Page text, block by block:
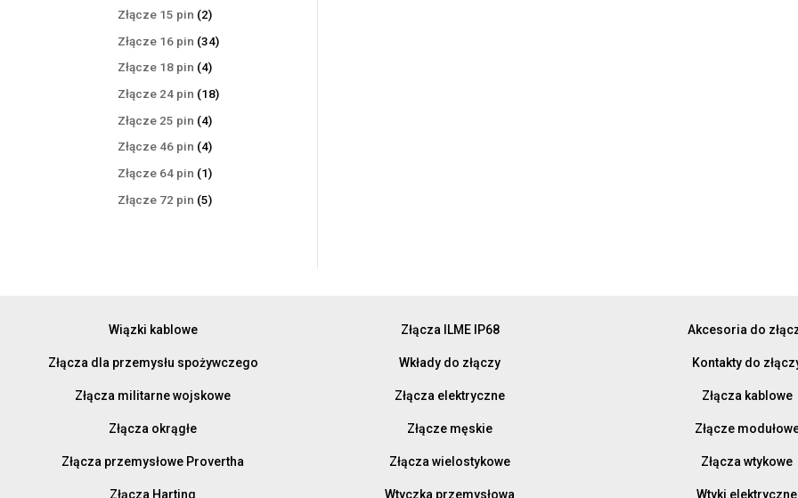
produktów
Złącze 15 pin 22
produkty
Złącze 16 pin 3434
Złącze 18 pin 44
produkty
Złącze 24 pin 1818
Złącze 25 pin 44
produkty
Złącze 46 pin 44
produkty
Złącze 64 pin 11
produkt
Złącze 72 pin 55
Wiązki kablowe
Złącza dla przemysłu spożywczego
Złącza militarne wojskowe
Złącza okrągłe
Złącza przemysłowe Provertha
Złącza Harting
Złącza ILME IP68
Wkłady do złączy
Złącza elektryczne
Złącze męskie
Złącza wielostykowe
Wtyczka przemysłowa
Akcesoria do
Kontakty do
Złącza kablowe
Złącze
Złącza wtykowe
Wtyki elektryczne